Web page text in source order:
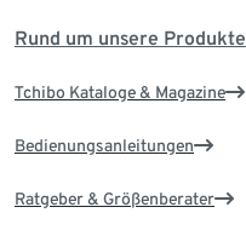
Rund um unsere Produkte
Tchibo Kataloge & Magazine
Bedienungsanleitungen
Ratgeber & Größenberater